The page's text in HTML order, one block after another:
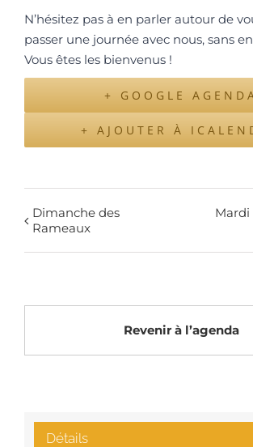
N’hésitez pas à en parler autour de
passer une journée avec nous, sans
Vous êtes les bienvenus !
+ GOOGLE
+ AJOUTER À
Dimanche des
Rameaux
Mardi
Revenir à l’agenda
Détails